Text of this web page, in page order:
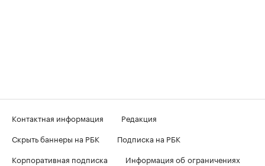
Контактная информация
Редакция
Скрыть баннеры на РБК
Подписка на РБК
Корпоративная подписка
Информация об ограничениях